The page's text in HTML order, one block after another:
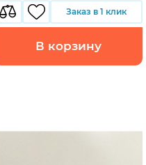
Заказ в 1 клик
В корзину